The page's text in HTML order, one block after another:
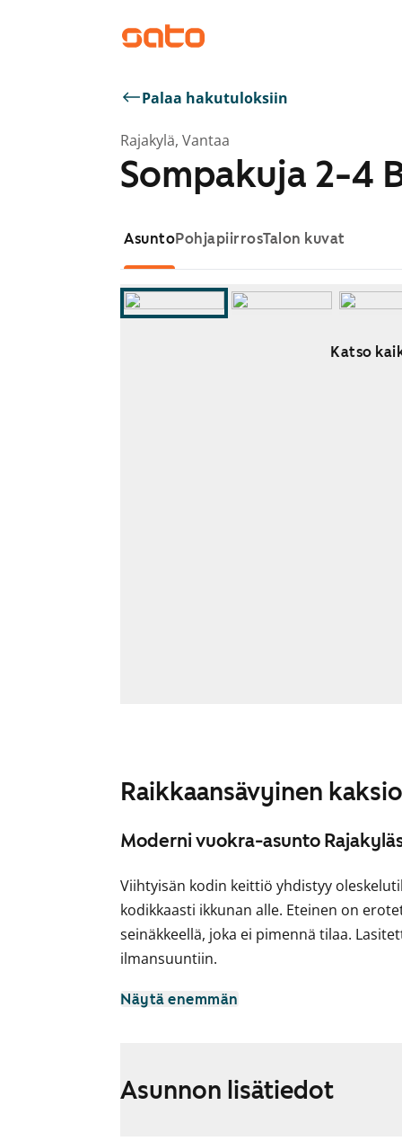
Palaa hakutuloksiin
Rajakylä, Vantaa
Sompakuja 2-4
AsuntoPohjapiirrosTalon kuvat
Katso
Raikkaansävyinen kaksio
Moderni vuokra-asunto
Viihtyisän kodin keittiö yhdistyy
kodikkaasti ikkunan alle. Eteinen on
seinäkkeellä, joka ei pimennä tilaa.
ilmansuuntiin.
Asuinhuoneiden lattiat ovat vaalean
Varustukseen kuuluu keraaminen liesi,
Näytä enemmän
Asunnon lisätiedot